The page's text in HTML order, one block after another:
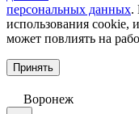
персональных данных.
использования cookie,
может повлиять на
Принять
Воронеж